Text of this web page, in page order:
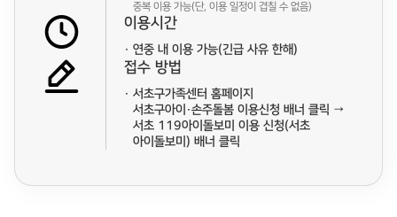
중복 이용 가능(단, 이용 일정이 겹칠 수 없음)
이용시간
연중 내 이용 가능(긴급 사유 한해)
접수 방법
서초구가족센터 홈페이지
서초구아이·손주돌봄 이용신청 배너 클릭 →
서초 119아이돌보미 이용 신청(서초
아이돌보미) 배너 클릭